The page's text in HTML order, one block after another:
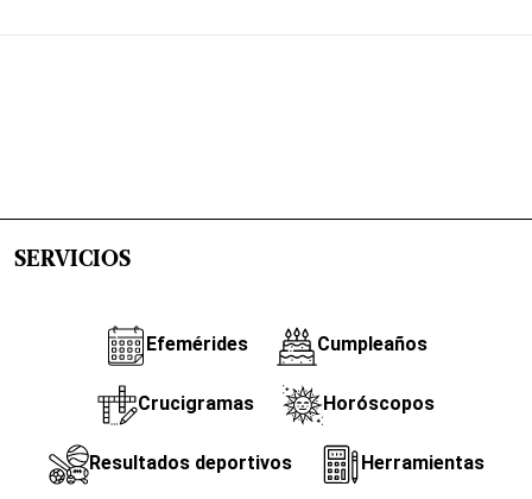
SERVICIOS
Efemérides Cumpleaños
Crucigramas Horóscopos
Resultados deportivos Herramientas